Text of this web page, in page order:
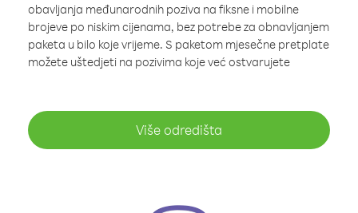
obavljanja međunarodnih poziva na fiksne i mobilne
brojeve po niskim cijenama, bez potrebe za obnavljanjem
paketa u bilo koje vrijeme. S paketom mjesečne pretplate
možete uštedjeti na pozivima koje već ostvarujete
Više odredišta